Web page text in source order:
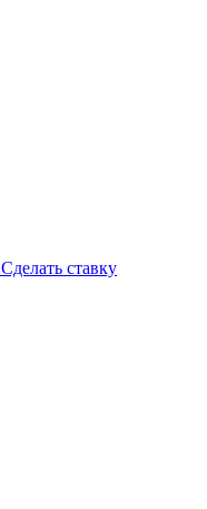
Сделать ставку